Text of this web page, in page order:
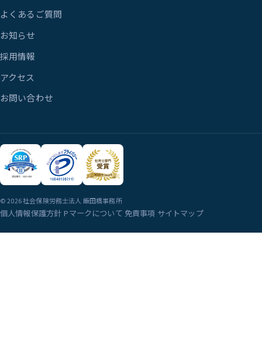
よくあるご質問
お知らせ
採用情報
アクセス
お問い合わせ
© 2026 社会保険労務士法人 飯田橋事務所
個人情報保護方針 Pマークについて 免責事項 サイトマップ